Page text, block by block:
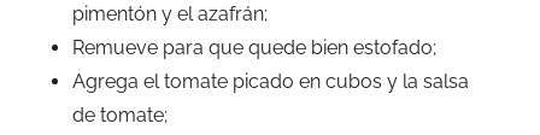
pimentón y el azafrán;
Remueve para que quede bien estofado;
Agrega el tomate picado en cubos y la salsa
de tomate;